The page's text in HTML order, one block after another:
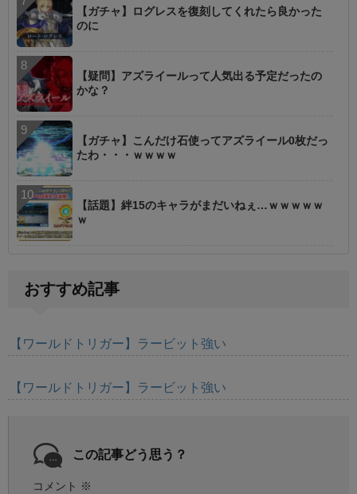
【ガチャ】ログレスを復刻してくれたら良かった
のに
【疑問】アズライールって人気出る予定だったの
かな？
【ガチャ】こんだけ石使ってアズライール0枚だっ
たわ・・・ｗｗｗｗ
【話題】絆15のキャラがまだいねぇ…ｗｗｗｗｗ
ｗ
おすすめ記事
【ワールドトリガー】ラービット強い
【ワールドトリガー】ラービット強い
この記事どう思う？
コメント ※